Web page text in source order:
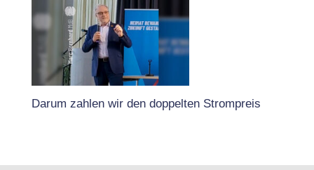
Darum zahlen wir den doppelten Strompreis